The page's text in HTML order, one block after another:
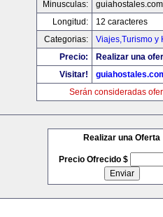
Minusculas:
guiahostales.com
Longitud:
12 caracteres
Categorias:
Viajes,Turismo y
Precio:
Realizar una
Visitar!
Serán consideradas
Realizar una Oferta
Precio Ofrecido $